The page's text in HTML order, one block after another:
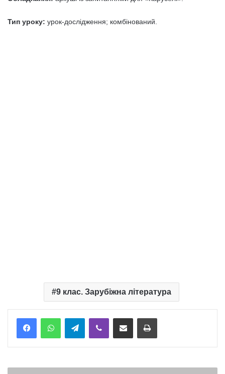
Тип уроку: урок-дослідження; комбінований.
9 клас. Зарубіжна література
TelegramViber Надіслати електронною поштоюНадрукувати